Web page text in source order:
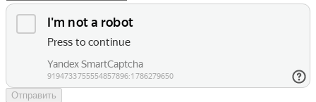
Отправить